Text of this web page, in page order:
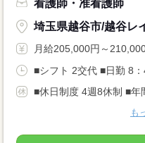
看護師・准看護師
埼玉県越谷市/越谷レ
月給205,000円～
■シフト 2交代 ■日勤 8
■休日制度 4週8休制 ■年
も